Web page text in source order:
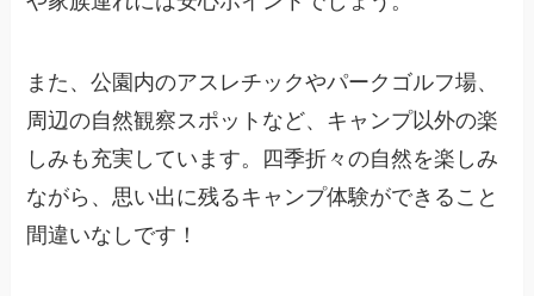
また、公園内のアスレチックやパークゴルフ場、
周辺の自然観察スポットなど、キャンプ以外の楽
しみも充実しています。四季折々の自然を楽しみ
ながら、思い出に残るキャンプ体験ができること
間違いなしです！